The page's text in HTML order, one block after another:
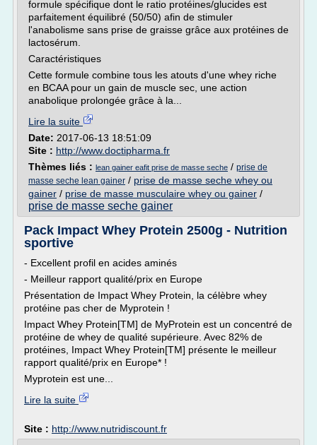
formule spécifique dont le ratio protéines/glucides est
parfaitement équilibré (50/50) afin de stimuler
l'anabolisme sans prise de graisse grâce aux protéines de
lactosérum.
Caractéristiques
Cette formule combine tous les atouts d'une whey riche
en BCAA pour un gain de muscle sec, une action
anabolique prolongée grâce à la...
Lire la suite
Date: 2017-06-13 18:51:09
Site : http://www.doctipharma.fr
Thèmes liés : lean gainer eafit prise de masse seche / prise de
masse seche lean gainer / prise de masse seche whey ou
gainer / prise de masse musculaire whey ou gainer /
prise de masse seche gainer
Pack Impact Whey Protein 2500g - Nutrition
sportive
- Excellent profil en acides aminés
- Meilleur rapport qualité/prix en Europe
Présentation de Impact Whey Protein, la célèbre whey
protéine pas cher de Myprotein !
Impact Whey Protein[TM] de MyProtein est un concentré de
protéine de whey de qualité supérieure. Avec 82% de
protéines, Impact Whey Protein[TM] présente le meilleur
rapport qualité/prix en Europe* !
Myprotein est une...
Lire la suite
Site : http://www.nutridiscount.fr